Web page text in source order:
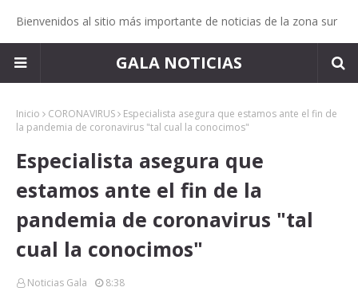
Bienvenidos al sitio más importante de noticias de la zona sur
GALA NOTICIAS
Inicio CORONAVIRUS
Especialista asegura que estamos ante el fin de
la pandemia de coronavirus "tal cual la conocimos"
Especialista asegura que
estamos ante el fin de la
pandemia de coronavirus "tal
cual la conocimos"
Noticias Gala 8:38